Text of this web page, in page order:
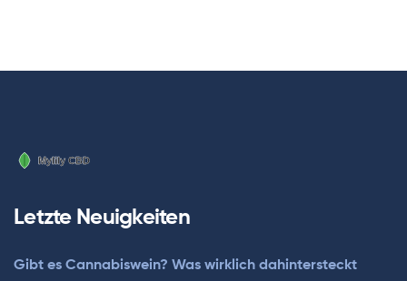
Letzte Neuigkeiten
Gibt es Cannabiswein? Was wirklich dahintersteckt